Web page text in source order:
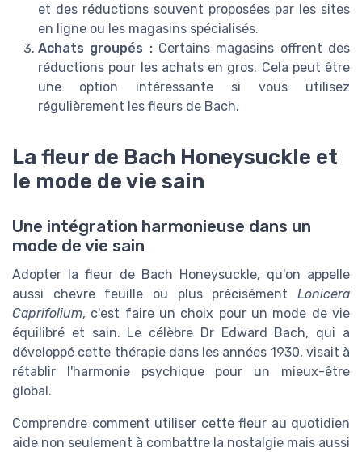
et des réductions souvent proposées par les sites
en ligne ou les magasins spécialisés.
Achats groupés :Certains magasins offrent des
réductions pour les achats en gros. Cela peut être
une option intéressante si vous utilisez
régulièrement les fleurs de Bach.
La fleur de Bach Honeysuckle et
le mode de vie sain
Une intégration harmonieuse dans un
mode de vie sain
Adopter la fleur de Bach Honeysuckle, qu'on appelle
aussi chevre feuille ou plus précisément Lonicera
Caprifolium, c'est faire un choix pour un mode de vie
équilibré et sain. Le célèbre Dr Edward Bach, qui a
développé cette thérapie dans les années 1930, visait à
rétablir l'harmonie psychique pour un mieux-être
global.
Comprendre comment utiliser cette fleur au quotidien
aide non seulement à combattre la nostalgie mais aussi